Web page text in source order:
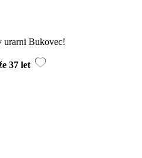
urarni Bukovec!
37 let